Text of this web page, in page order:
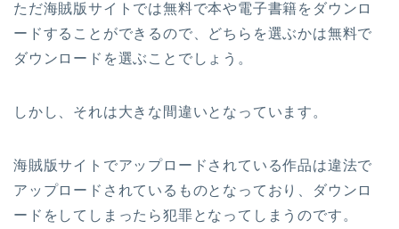
ただ海賊版サイトでは無料で本や電子書籍をダウンロ
ードすることができるので、どちらを選ぶかは無料で
ダウンロードを選ぶことでしょう。
しかし、それは大きな間違いとなっています。
海賊版サイトでアップロードされている作品は違法で
アップロードされているものとなっており、ダウンロ
ードをしてしまったら犯罪となってしまうのです。